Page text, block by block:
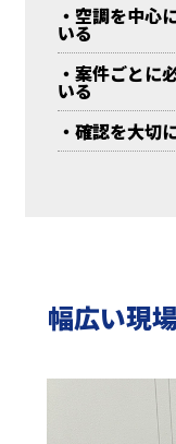
・空調を中心
いる
・案件ごとに
いる
・確認を大切
幅広い現